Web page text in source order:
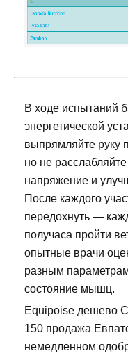
В ходе испытаний
энергетической
выпрямляйте руку
но не
напряжение и
После каждого
передохнуть —
получаса пройти
опытные врачи
разным
состояние мышц.
Equipoise дешево
150 продажа
немедленном